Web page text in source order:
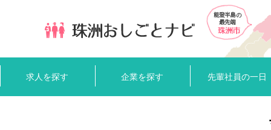
求人を探す 企業を探す 先輩社員の一日